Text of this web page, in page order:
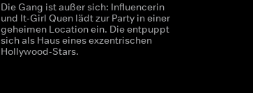
Die Gang ist außer sich: Influencerin
und It-Girl Quen lädt zur Party in einer
geheimen Location ein. Die entpuppt
sich als Haus eines exzentrischen
Hollywood-Stars.